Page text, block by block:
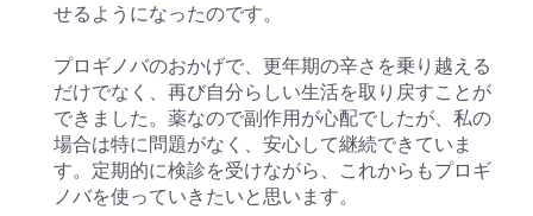
せるようになったのです。
プロギノバのおかげで、更年期の辛さを乗り越える
だけでなく、再び自分らしい生活を取り戻すことが
できました。薬なので副作用が心配でしたが、私の
場合は特に問題がなく、安心して継続できていま
す。定期的に検診を受けながら、これからもプロギ
ノバを使っていきたいと思います。